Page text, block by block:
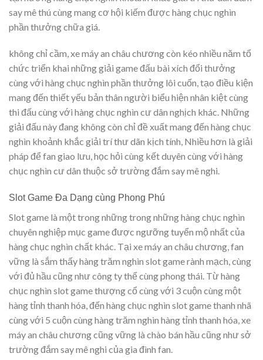
say mê thú cùng mang cơ hội kiếm được hàng chục nghìn
phần thưởng chữa giá.
không chỉ cầm, xe máy an châu chương còn kéo nhiều năm tổ
chức triển khai những giải game đấu bài xích đổi thưởng
cùng với hàng chục nghìn phần thưởng lôi cuốn, tạo điều kiện
mang đến thiết yếu bản thân người biểu hiện nhân kiệt cùng
thi đấu cùng với hàng chục nghìn cư dân nghịch khác. Những
giải đấu này đang không còn chỉ đề xuất mang đến hàng chục
nghìn khoảnh khắc giải trí thư dãn kịch tính, Nhiều hơn là giải
pháp để fan giao lưu, học hỏi cùng kết duyên cùng với hàng
chục nghìn cư dân thuộc sở trường đắm say mê nghi.
Slot Game Đa Dạng cùng Phong Phú
Slot game là một trong những trong những hàng chục nghìn
chuyên nghiệp mục game được ngưỡng tuyển mộ nhất của
hàng chục nghìn chất khác. Tại xe máy an châu chương, fan
vững là sắm thấy hàng trăm nghìn slot game rành mạch, cùng
với đủ hầu cũng như công ty thể cùng phong thái. Từ hàng
chục nghìn slot game thượng cổ cùng với 3 cuộn cùng một
hàng tỉnh thanh hóa, đến hàng chục nghìn slot game thanh nhã
cùng với 5 cuộn cùng hàng trăm nghìn hàng tỉnh thanh hóa, xe
máy an châu chương cũng vững là chào bán hầu cũng như sở
trường đắm say mê nghi của gia đình fan.